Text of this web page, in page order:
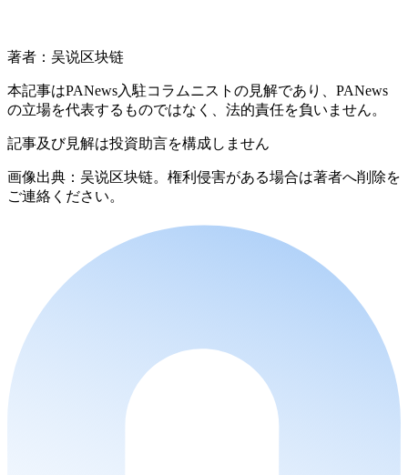
著者：吴说区块链
本記事はPANews入駐コラムニストの見解であり、PANews
の立場を代表するものではなく、法的責任を負いません。
記事及び見解は投資助言を構成しません
画像出典：吴说区块链。権利侵害がある場合は著者へ削除を
ご連絡ください。